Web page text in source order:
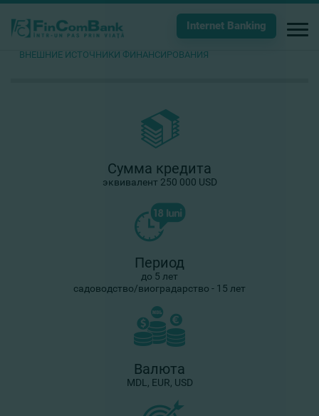
Internet Banking
ВНЕШНИЕ ИСТОЧНИКИ ФИНАНСИРОВАНИЯ
Сумма кредита
эквивалент 250 000 USD
Период
до 5 лет
садоводство/виоградарство - 15 лет
Валюта
MDL, EUR, USD